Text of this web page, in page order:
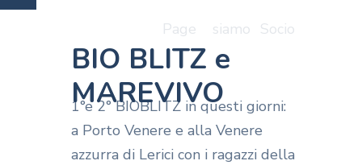
Page siamo Socio
BIO BLITZ e
MAREVIVO
1°e 2° BIOBLITZ in questi giorni:
a Porto Venere e alla Venere
azzurra di Lerici con i ragazzi della